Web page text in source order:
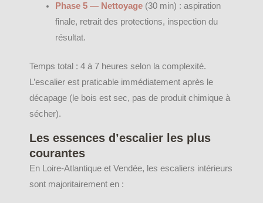
Phase 5 — Nettoyage(30 min) : aspiration
finale, retrait des protections, inspection du
résultat.
Temps total : 4 à 7 heures selon la complexité.
L’escalier est praticable immédiatement après le
décapage (le bois est sec, pas de produit chimique à
sécher).
Les essences d’escalier les plus
courantes
En Loire-Atlantique et Vendée, les escaliers intérieurs
sont majoritairement en :